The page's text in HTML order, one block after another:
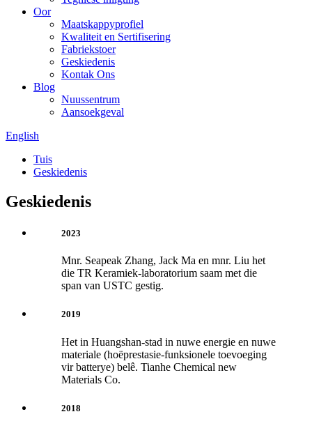
Oor
Maatskappyprofiel
Kwaliteit en Sertifisering
Fabriekstoer
Geskiedenis
Kontak Ons
Blog
Nuussentrum
Aansoekgeval
English
Tuis
Geskiedenis
Geskiedenis
2023
Mnr. Seapeak Zhang, Jack Ma en mnr. Liu het
die TR Keramiek-laboratorium saam met die
span van USTC gestig.
2019
Het in Huangshan-stad in nuwe energie en nuwe
materiale (hoëprestasie-funksionele toevoeging
vir batterye) belê. Tianhe Chemical new
Materials Co.
2018